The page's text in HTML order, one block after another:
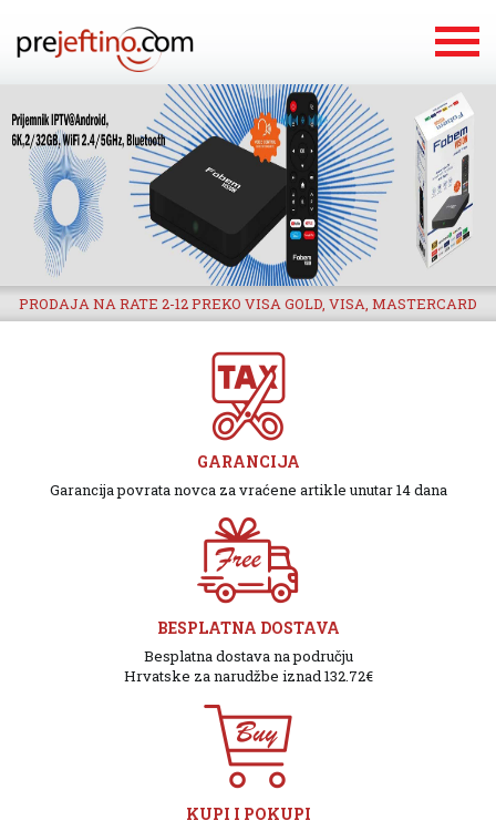
PRODAJA NA RATE 2-12 PREKO VISA GOLD, VISA, MASTERCARD
GARANCIJA
Garancija povrata novca za vraćene artikle unutar 14 dana
BESPLATNA DOSTAVA
Besplatna dostava na području
Hrvatske za narudžbe iznad 132.72€
KUPI I POKUPI